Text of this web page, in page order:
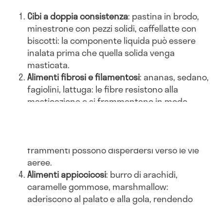
Cibi a doppia consistenza: pastina in brodo,
minestrone con pezzi solidi, caffellatte con
biscotti: la componente liquida può essere
inalata prima che quella solida venga
masticata.
Alimenti fibrosi e filamentosi: ananas, sedano,
fagiolini, lattuga: le fibre resistono alla
masticazione e si frammentano in modo
frammenti possono disperdersi verso le vie
aeree.
Alimenti appiccicosi: burro di arachidi,
caramelle gommose, marshmallow:
aderiscono al palato e alla gola, rendendo